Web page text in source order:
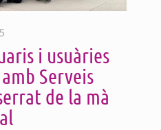
i usuàries
Serveis
de la mà